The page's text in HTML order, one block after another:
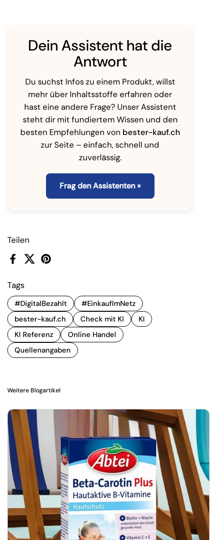
Dein Assistent hat die
Antwort
Du suchst Infos zu einem Produkt, willst
mehr über Inhaltsstoffe erfahren oder
hast eine andere Frage? Unser Assistent
steht dir mit fundiertem Wissen und den
besten Empfehlungen von bester-kauf.ch
zur Seite – einfach, schnell und
zuverlässig.
Frag den Assistenten »
Teilen
FacebookX (Twitter)Pinterest
Tags
#DigitalBezahlt
#EinkaufImNetz
bester-kauf.ch
Check mit KI
KI
KI Referenz
Online Handel
Quellenangaben
Weitere Blogartikel